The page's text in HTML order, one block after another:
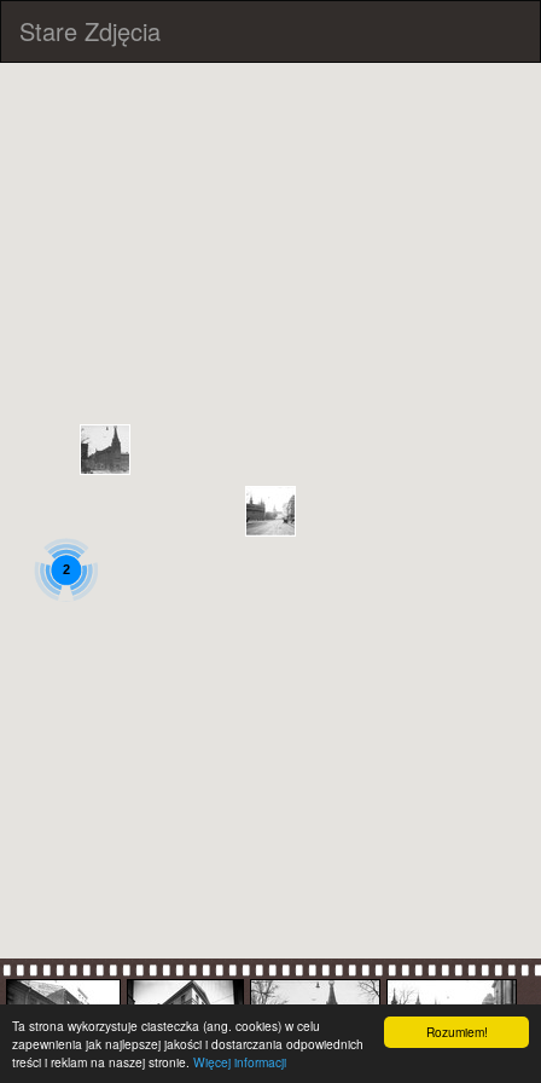
Rozumiem!
Ta strona wykorzystuje ciasteczka (ang. cookies) w celu
zapewnienia jak najlepszej jakości i dostarczania odpowiednich
treści i reklam na naszej stronie. Więcej informacji
Stare Zdjęcia
2